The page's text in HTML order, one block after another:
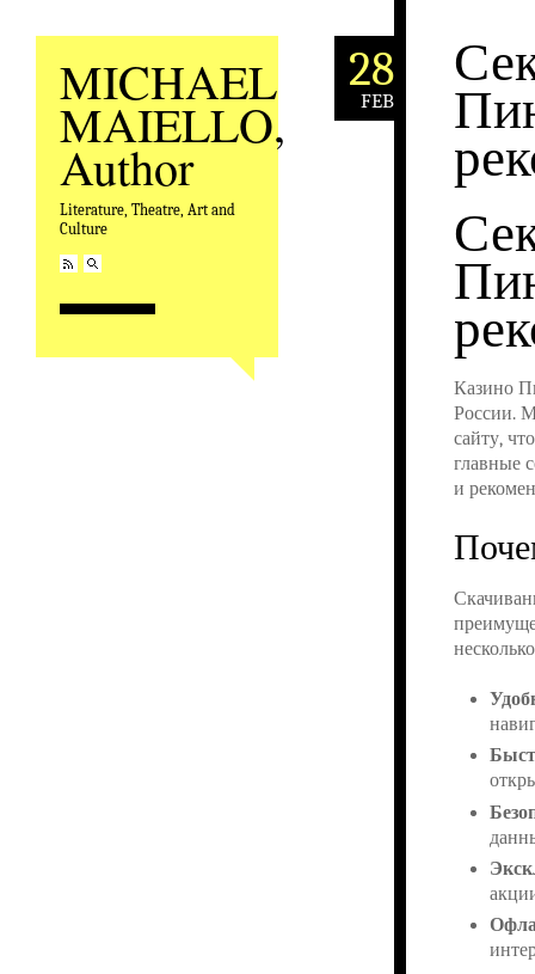
MICHAEL
MAIELLO,
Author
Literature, Theatre, Art and
Culture
28
FEB
Казино
России.
сайту,
главные
и